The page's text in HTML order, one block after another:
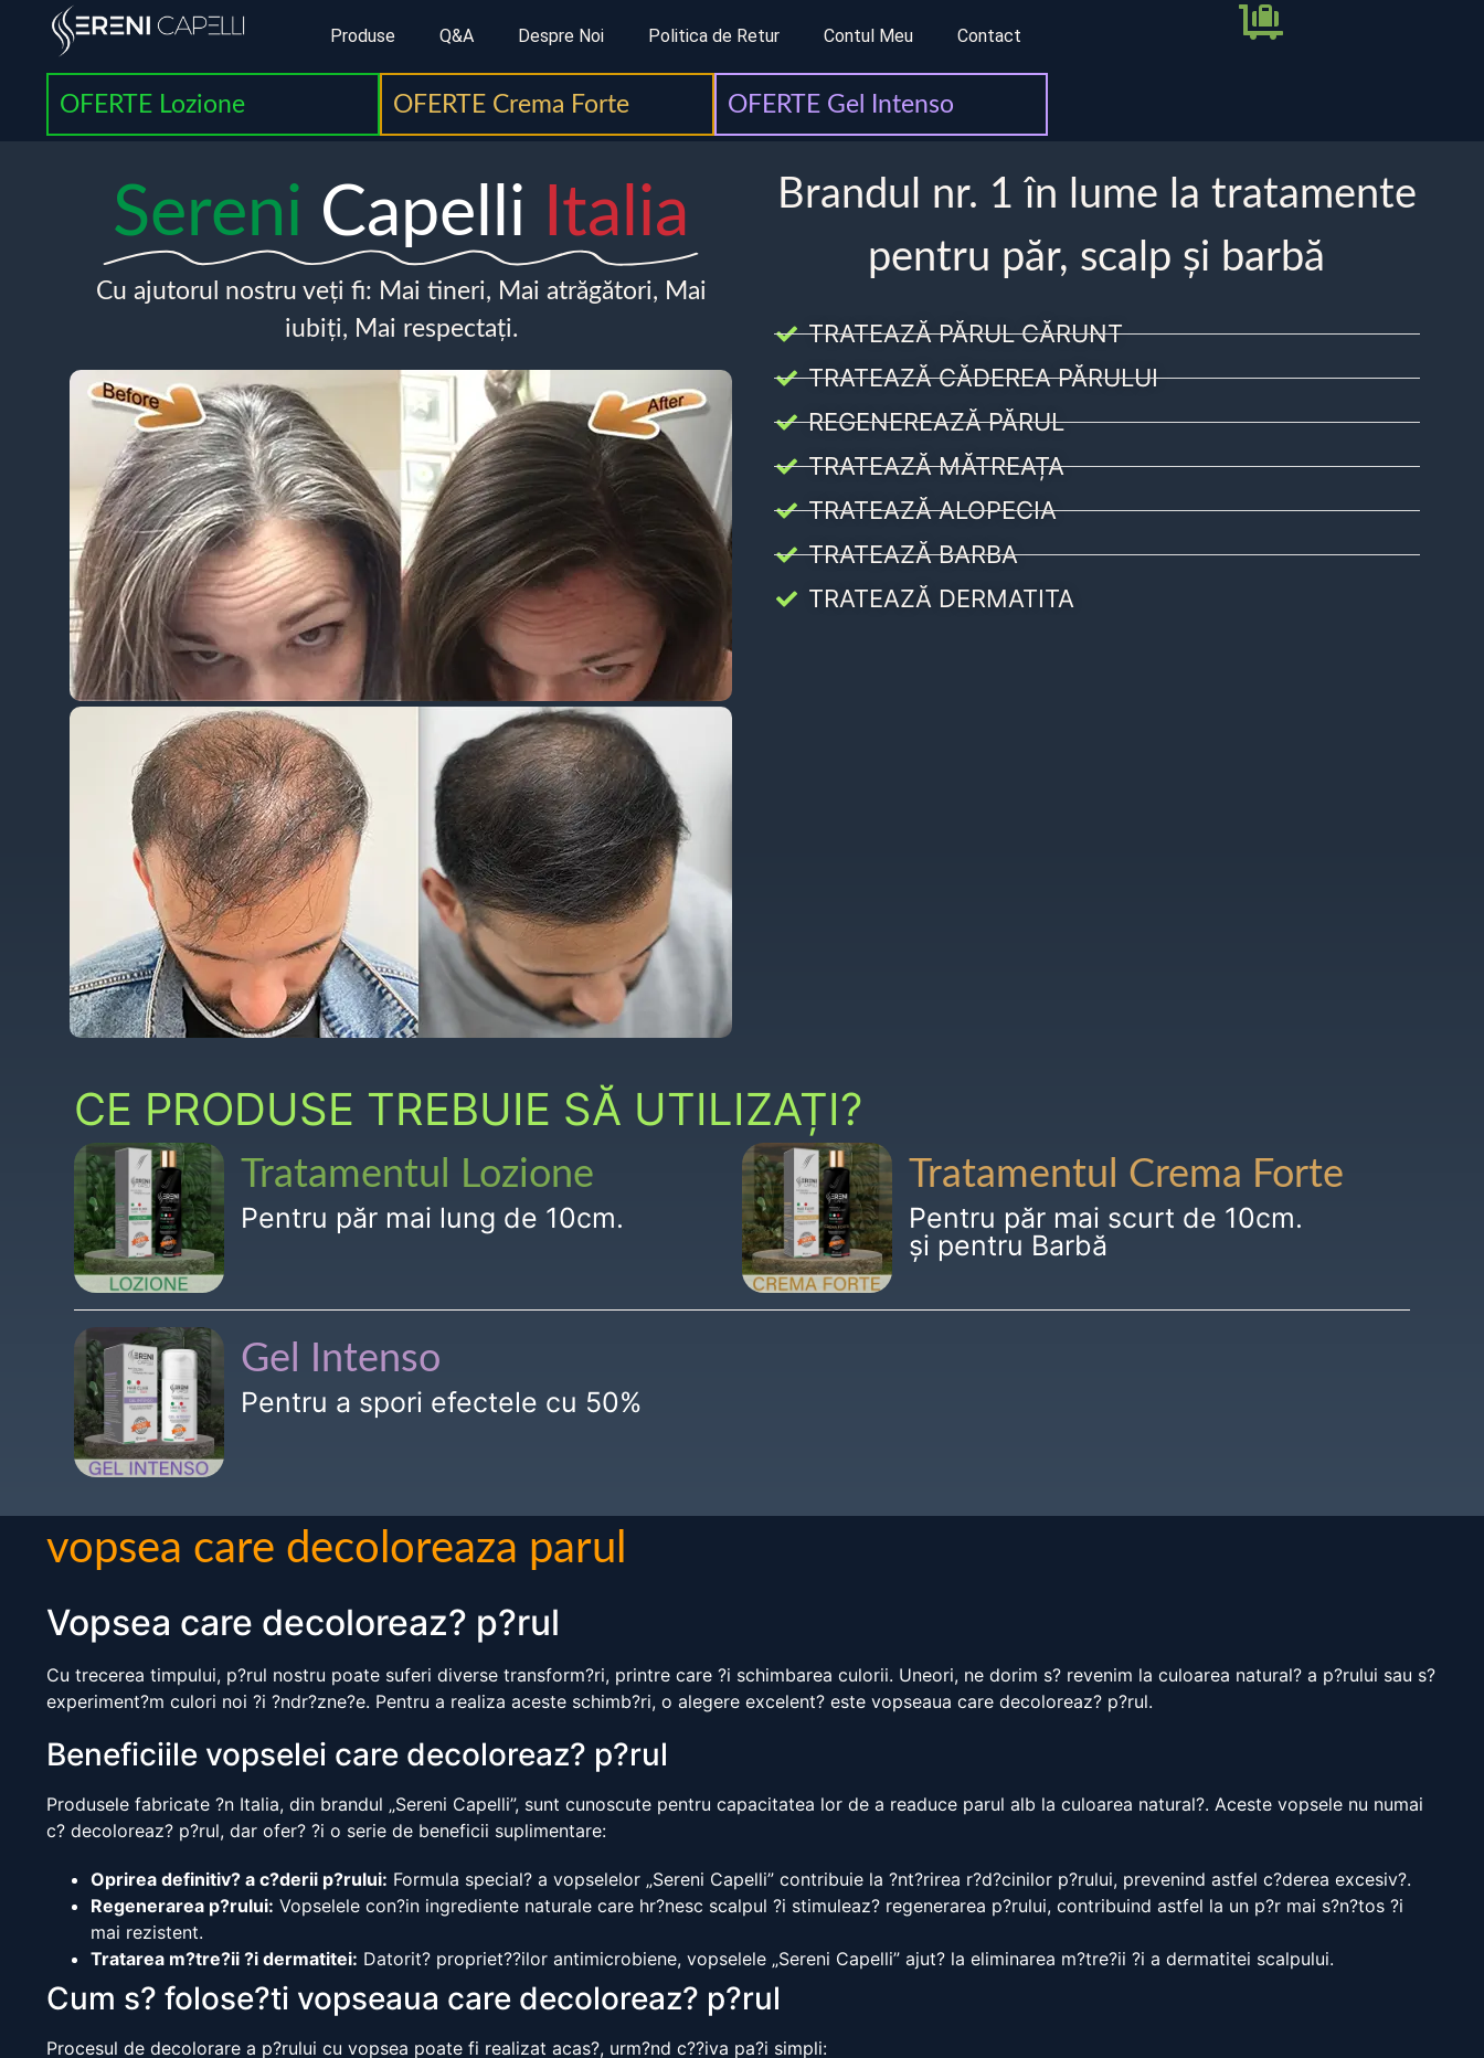
Produse Q&A Despre Noi Politica de Retur Contul Meu Contact
OFERTE Lozione OFERTE Crema Forte OFERTE Gel Intenso
Sereni Capelli Italia
Cu ajutorul nostru veți fi: Mai tineri, Mai atrăgători, Mai
iubiți, Mai respectați.
Brandul nr. 1 în lume la tratamente
pentru păr, scalp și barbă
TRATEAZĂ PĂRUL CĂRUNT
TRATEAZĂ CĂDEREA PĂRULUI
REGENEREAZĂ PĂRUL
TRATEAZĂ MĂTREAȚA
TRATEAZĂ ALOPECIA
TRATEAZĂ BARBA
TRATEAZĂ DERMATITA
CE PRODUSE TREBUIE SĂ UTILIZAȚI?
Tratamentul Lozione
Pentru păr mai lung de 10cm.
Tratamentul Crema Forte
Pentru păr mai scurt de 10cm.
și pentru Barbă
Gel Intenso
Pentru a spori efectele cu 50%
vopsea care decoloreaza parul
Vopsea care decoloreaz? p?rul
Cu trecerea timpului, p?rul nostru poate suferi diverse transform?ri, printre care ?i schimbarea culorii. Uneori, ne dorim s? revenim la culoarea natural? a p?rului sau s?
experiment?m culori noi ?i ?ndr?zne?e. Pentru a realiza aceste schimb?ri, o alegere excelent? este vopseaua care decoloreaz? p?rul.
Beneficiile vopselei care decoloreaz? p?rul
Produsele fabricate ?n Italia, din brandul „Sereni Capelli”, sunt cunoscute pentru capacitatea lor de a readuce parul alb la culoarea natural?. Aceste vopsele nu numai
c? decoloreaz? p?rul, dar ofer? ?i o serie de beneficii suplimentare:
Oprirea definitiv? a c?derii p?rului: Formula special? a vopselelor „Sereni Capelli” contribuie la ?nt?rirea r?d?cinilor p?rului, prevenind astfel c?derea excesiv?.
Regenerarea p?rului: Vopselele con?in ingrediente naturale care hr?nesc scalpul ?i stimuleaz? regenerarea p?rului, contribuind astfel la un p?r mai s?n?tos ?i
mai rezistent.
Tratarea m?tre?ii ?i dermatitei: Datorit? propriet??ilor antimicrobiene, vopselele „Sereni Capelli” ajut? la eliminarea m?tre?ii ?i a dermatitei scalpului.
Cum s? folose?ti vopseaua care decoloreaz? p?rul
Procesul de decolorare a p?rului cu vopsea poate fi realizat acas?, urm?nd c??iva pa?i simpli: